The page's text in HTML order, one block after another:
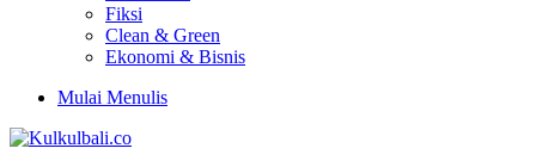
Fiksi
Clean & Green
Ekonomi & Bisnis
Mulai Menulis